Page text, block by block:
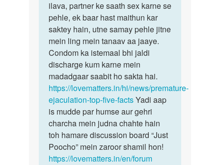
ilava, partner ke saath sex karne se
pehle, ek baar hast maithun kar
saktey hain, utne samay pehle jitne
mein ling mein tanaav aa jaaye.
Condom ka istemaal bhi jaldi
discharge kum karne mein
madadgaar saabit ho sakta hai.
https://lovematters.in/hi/news/premature-
ejaculation-top-five-factsYadi aap
is mudde par humse aur gehri
charcha mein judna chahte hain
toh hamare discussion board “Just
Poocho” mein zaroor shamil hon!
https://lovematters.in/en/forum